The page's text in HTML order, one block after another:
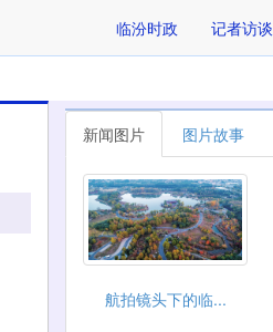
临汾时政 记者访谈
新闻图片 图片故事
航拍镜头下的临...